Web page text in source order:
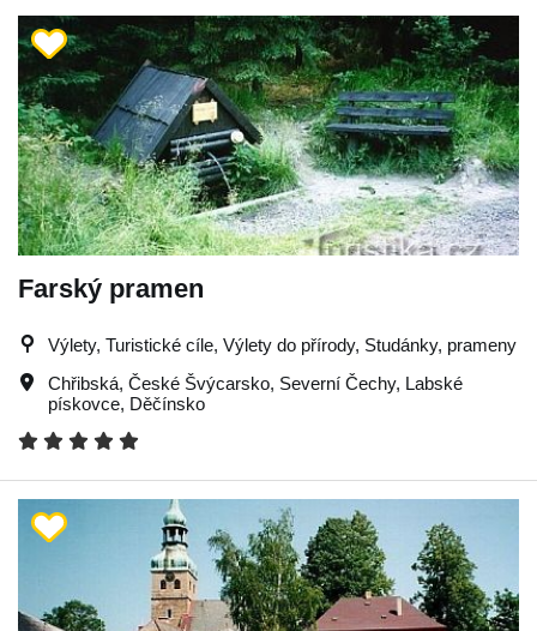
Farský pramen
Výlety, Turistické cíle, Výlety do přírody, Studánky, prameny
Chřibská, České Švýcarsko, Severní Čechy, Labské
pískovce, Děčínsko